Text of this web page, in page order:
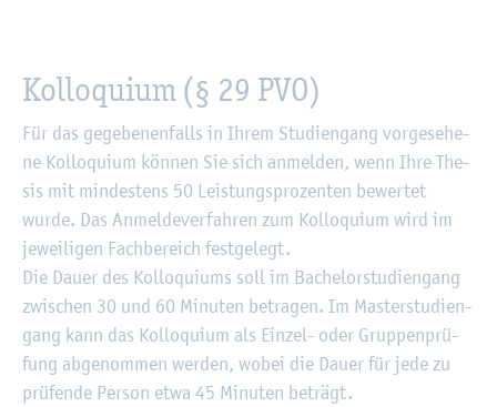
Kol­lo­qui­um (§ 29 PVO)
Für das ge­ge­be­nen­falls in Ihrem Stu­di­en­gang vor­ge­se­he­
ne Kol­lo­qui­um kön­nen Sie sich an­mel­den, wenn Ihre The­
sis mit min­des­tens 50 Leis­tungs­pro­zen­ten be­wer­tet
wurde. Das An­mel­de­ver­fah­ren zum Kol­lo­qui­um wird im
je­wei­li­gen Fach­be­reich fest­ge­legt.
Die Dauer des Kol­lo­qui­ums soll im Ba­che­lor­stu­di­en­gang
zwi­schen 30 und 60 Mi­nu­ten be­tra­gen. Im Mas­ter­stu­di­en­
gang kann das Kol­lo­qui­um als Ein­zel- oder Grup­pen­prü­
fung ab­ge­nom­men wer­den, wobei die Dauer für jede zu
prü­fen­de Per­son etwa 45 Mi­nu­ten be­trägt.